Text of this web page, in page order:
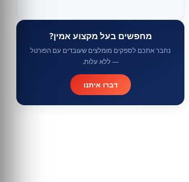
מחפשים בעל מקצוע אמין?
נחבר אתכם לספקים מומלצים שעובדים עם הפורטל
— ללא עלות.
דברו איתנו